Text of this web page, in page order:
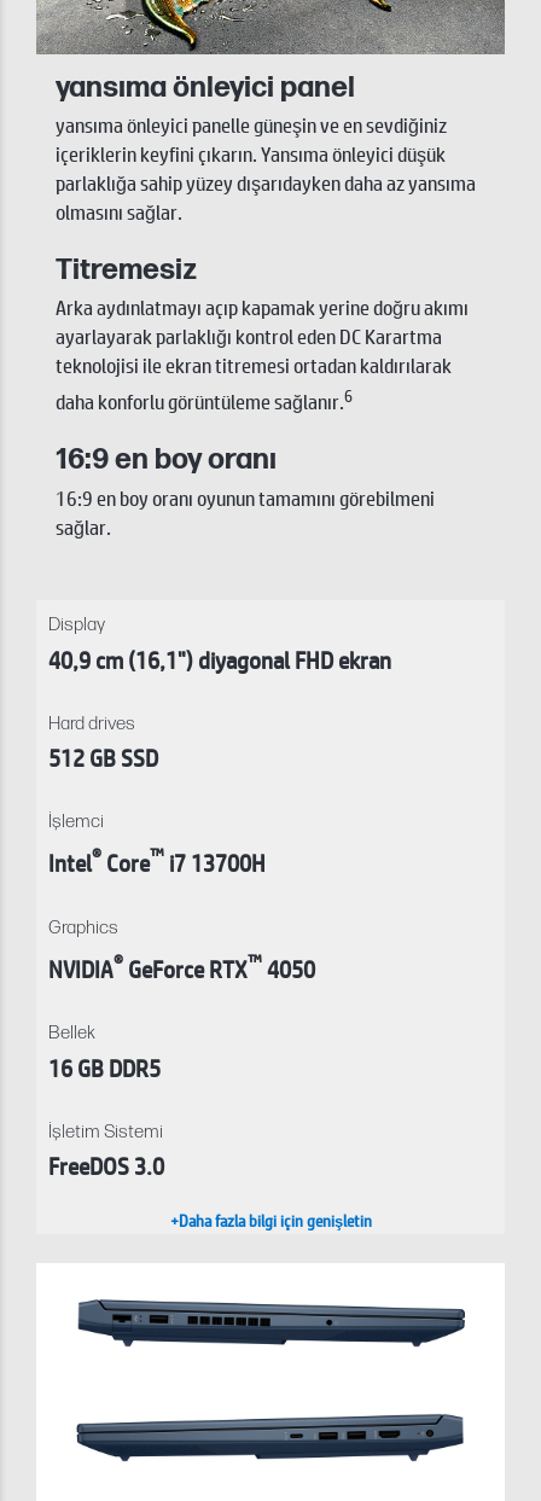
yansıma önleyici panel
yansıma önleyici panelle güneşin ve en sevdiğiniz
içeriklerin keyfini çıkarın. Yansıma önleyici düşük
parlaklığa sahip yüzey dışarıdayken daha az yansıma
olmasını sağlar.
Titremesiz
Arka aydınlatmayı açıp kapamak yerine doğru akımı
ayarlayarak parlaklığı kontrol eden DC Karartma
teknolojisi ile ekran titremesi ortadan kaldırılarak
daha konforlu görüntüleme sağlanır.6
16:9 en boy oranı
16:9 en boy oranı oyunun tamamını görebilmeni
sağlar.
Display
40,9 cm (16,1") diyagonal FHD ekran
Hard drives
512 GB SSD
İşlemci
Intel®Core™i7 13700H
Graphics
NVIDIA®GeForce RTX™4050
Bellek
16 GB DDR5
İşletim Sistemi
FreeDOS 3.0
+Daha fazla bilgi için genişletin